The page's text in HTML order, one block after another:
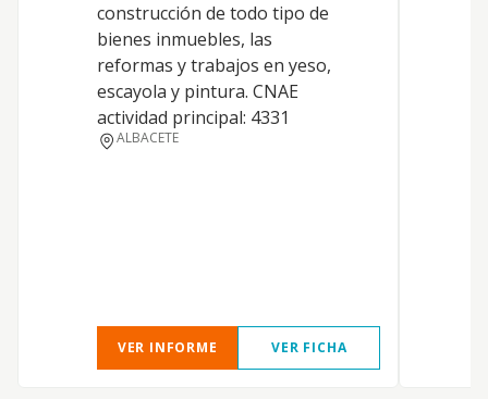
construcción de todo tipo de
bienes inmuebles, las
reformas y trabajos en yeso,
escayola y pintura. CNAE
actividad principal: 4331
ALBACETE
VER INFORME VER FICHA